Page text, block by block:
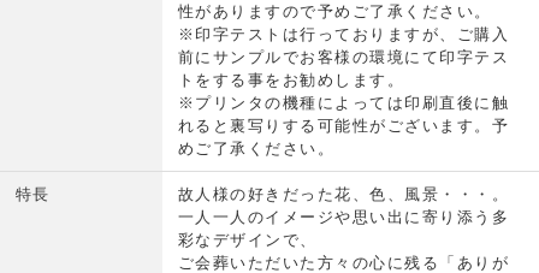
性がありますので予めご了承ください。
※印字テストは行っておりますが、ご購入
前にサンプルでお客様の環境にて印字テス
トをする事をお勧めします。
※プリンタの機種によっては印刷直後に触
れると裏写りする可能性がございます。予
めご了承ください。
特長
故人様の好きだった花、色、風景・・・。
一人一人のイメージや思い出に寄り添う多
彩なデザインで、
ご会葬いただいた方々の心に残る「ありが